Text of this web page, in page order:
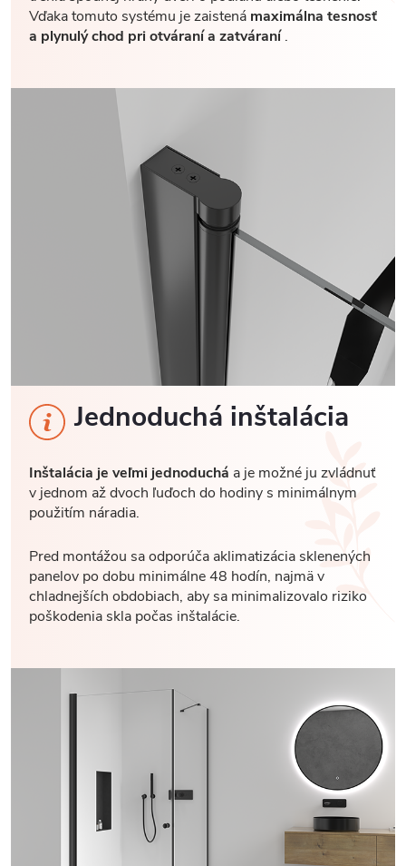
Vďaka tomuto systému je zaistená maximálna tesnosť
a plynulý chod pri otváraní a zatváraní.
Jednoduchá inštalácia
Inštalácia je veľmi jednoduchá a je možné ju zvládnuť
v jednom až dvoch ľuďoch do hodiny s minimálnym
použitím náradia.
Pred montážou sa odporúča aklimatizácia sklenených
panelov po dobu minimálne 48 hodín, najmä v
chladnejších obdobiach, aby sa minimalizovalo riziko
poškodenia skla počas inštalácie.